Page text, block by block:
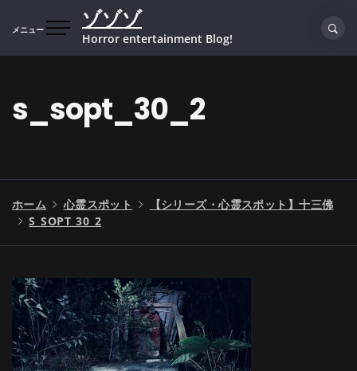
プ
メニュー ゾゾゾ
Horror entertainment Blog!
s_sopt_30_2
ホーム 心霊スポット
【シリーズ・心霊スポット】十三佛
S_SOPT_30_2